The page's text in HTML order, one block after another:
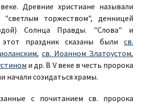
Древние христиане называли
"светлым торжеством", денницей
Солнца Правды. "Слова" и
праздник сказаны были св.
, св. Иоанном Златоустом,
и др. В V веке в честь пророка
начали созидаться храмы.
с почитанием св. пророка